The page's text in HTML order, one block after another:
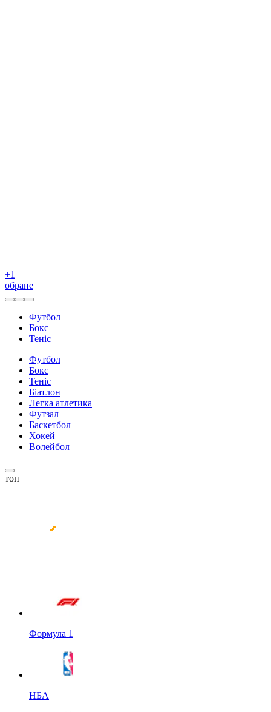
+1
обране
Футбол
Бокс
Теніс
Футбол
Бокс
Теніс
Біатлон
Легка атлетика
Футзал
Баскетбол
Хокей
Волейбол
топ
Формула 1
НБА